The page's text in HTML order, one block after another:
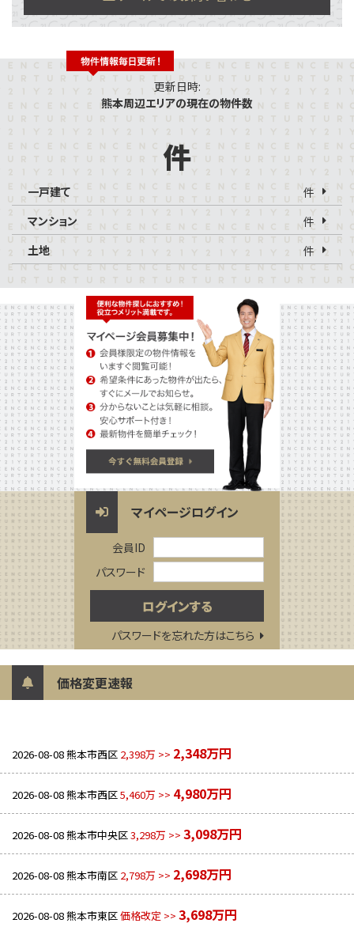
更新日時:
熊本周辺エリアの現在の物件数
件
一戸建て
件
マンション
件
土地
件
マイページログイン
会員ID
パスワード
パスワードを忘れた方はこちら
価格変更速報
2026-08-08熊本市西区 2,398万 >> 2,348万円
2026-08-08熊本市西区5,460万 >> 4,980万円
2026-08-08熊本市中央区3,298万 >> 3,098万円
2026-08-08熊本市南区 2,798万 >> 2,698万円
2026-08-08熊本市東区価格改定 >> 3,698万円